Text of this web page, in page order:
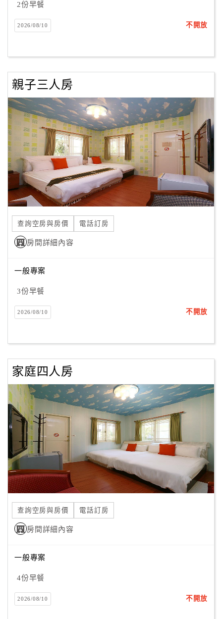
戶
客
服
聯
單
Line
線
服
紅
利
查
訂
房
Q&A
旅
卡
訂
房
款
收
據
合
作
提
案
店
作
2份早餐
2026/08/10 不開放
親子三人房
查詢空房與房價 電話訂房
房間詳細內容
一般專案
3份早餐
2026/08/10 不開放
家庭四人房
查詢空房與房價 電話訂房
房間詳細內容
一般專案
4份早餐
2026/08/10 不開放